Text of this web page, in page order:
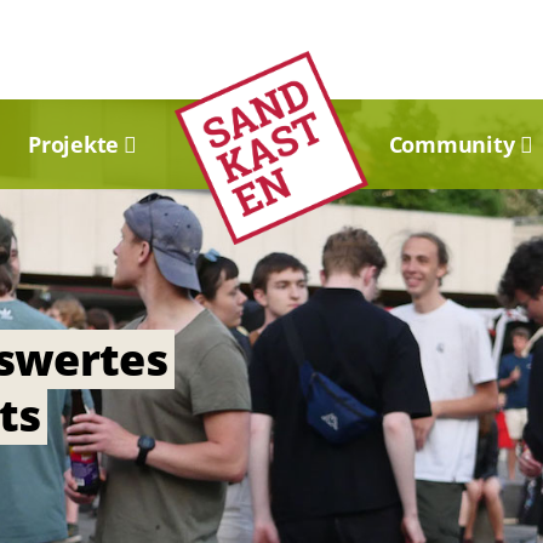
Projekte Community